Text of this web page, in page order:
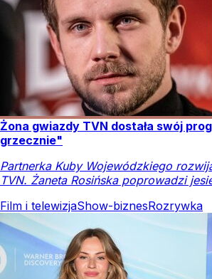
Żona gwiazdy TVN dostała swój
grzecznie"
Partnerka Kuby Wojewódzkiego
TVN. Żaneta Rosińska poprowadzi
Film i telewizjaShow-biznesRozrywka